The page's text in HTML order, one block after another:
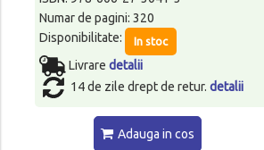
Numar de pagini: 320
Disponibilitate:
In stoc
Livrare detalii
14 de zile drept de retur. detalii
Adauga in cos